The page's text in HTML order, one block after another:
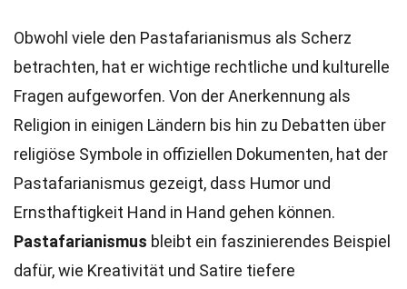
Obwohl viele den Pastafarianismus als Scherz
betrachten, hat er wichtige rechtliche und kulturelle
Fragen aufgeworfen. Von der Anerkennung als
Religion in einigen Ländern bis hin zu Debatten über
religiöse Symbole in offiziellen Dokumenten, hat der
Pastafarianismus gezeigt, dass Humor und
Ernsthaftigkeit Hand in Hand gehen können.
Pastafarianismus bleibt ein faszinierendes Beispiel
dafür, wie Kreativität und Satire tiefere